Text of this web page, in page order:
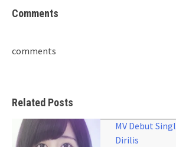
Comments
comments
Related Posts
MV Debut
Dirilis